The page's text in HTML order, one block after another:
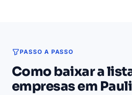
PASSO A PASSO
Como baixar a
empresas em